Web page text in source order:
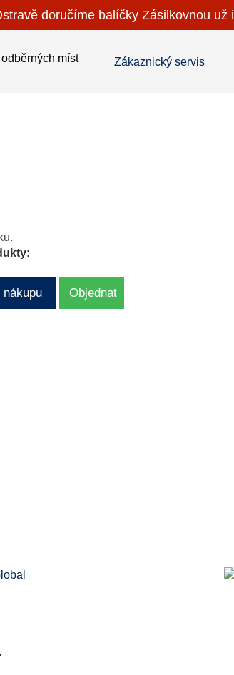
doručíme balíčky Zásilkovnou už
míst Zákaznický servis
Objednat